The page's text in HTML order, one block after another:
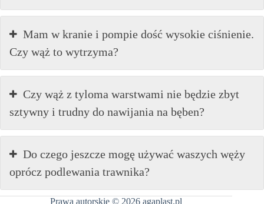
Mam w kranie i pompie dość wysokie ciśnienie.
Czy wąż to wytrzyma?
Czy wąż z tyloma warstwami nie będzie zbyt
sztywny i trudny do nawijania na bęben?
Do czego jeszcze mogę używać waszych węży
oprócz podlewania trawnika?
Prawa autorskie © 2026 agaplast.pl